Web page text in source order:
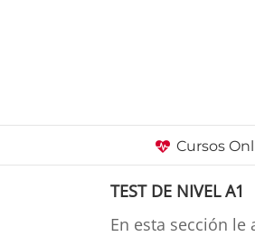
Cursos
TEST DE NIVEL A1
En esta sección